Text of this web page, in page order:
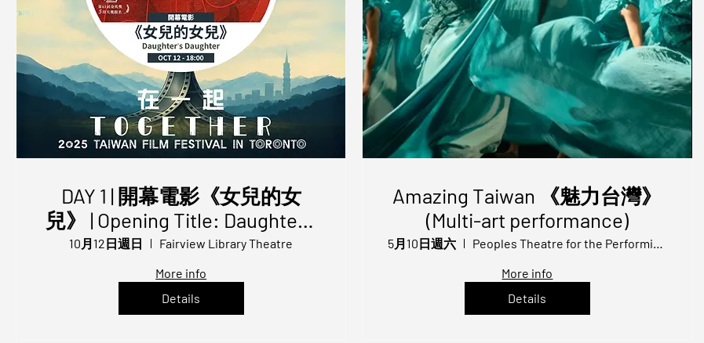
DAY 1 | 開幕電影《女兒的女
兒》 | Opening Title: Daughter's
Daughter | TFFT 2025
10月12日週日
Fairview Library Theatre
More info
Details
Amazing Taiwan 《魅力台灣》
(Multi-art performance)
5月10日週六
Peoples Theatre for the Performing Art
More info
Details